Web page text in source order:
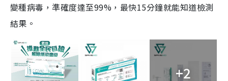
變種病毒，準確度達至99%，最快15分鐘就能知道檢測
結果。
+2